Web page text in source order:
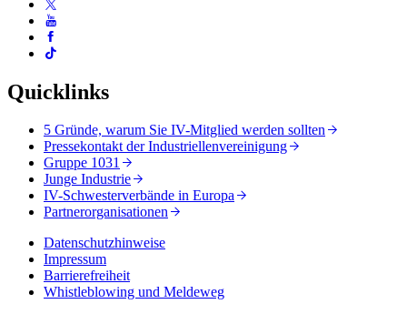
Quicklinks
5 Gründe, warum Sie IV-Mitglied werden sollten
Pressekontakt der Industriellenvereinigung
Gruppe 1031
Junge Industrie
IV-Schwesterverbände in Europa
Partnerorganisationen
Datenschutzhinweise
Impressum
Barrierefreiheit
Whistleblowing und Meldeweg